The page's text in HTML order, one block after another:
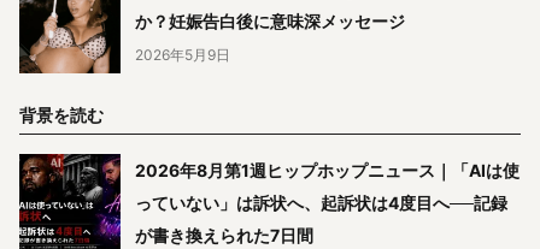
か？妊娠告白後に意味深メッセージ
2026年5月9日
背景を読む
2026年8月第1週ヒップホップニュース｜「AIは使
っていない」は訴状へ、起訴状は4度目へ──記録
が書き換えられた7日間